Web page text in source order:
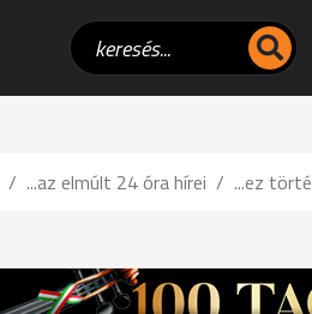
...az elmúlt 24 óra hírei ...ez